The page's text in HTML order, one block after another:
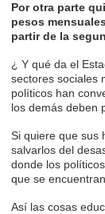
Por otra parte
pesos
partir de la
¿ Y qué da el
sectores sociales
políticos han
los demás deben
Si quiere que sus
salvarlos del
donde los
que se
Así las cosas